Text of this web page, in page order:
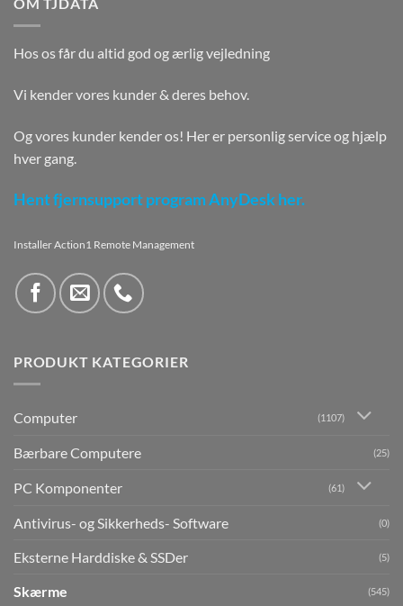
OM TJDATA
Hos os får du altid god og ærlig vejledning
Vi kender vores kunder & deres behov.
Og vores kunder kender os! Her er personlig service og hjælp
hver gang.
Hent fjernsupport program AnyDesk her.
Installer Action1 Remote Management
PRODUKT KATEGORIER
Computer (1107)
Bærbare Computere (25)
PC Komponenter (61)
Antivirus- og Sikkerheds- Software (0)
Eksterne Harddiske & SSDer (5)
Skærme (545)